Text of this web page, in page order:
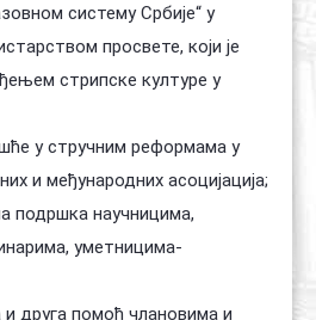
систему Србије“ у
просвете, који је
стрипске културе у
у стручним реформама у
и међународних асоцијација;
подршка научницима,
уметницима-
и друга помоћ члановима и